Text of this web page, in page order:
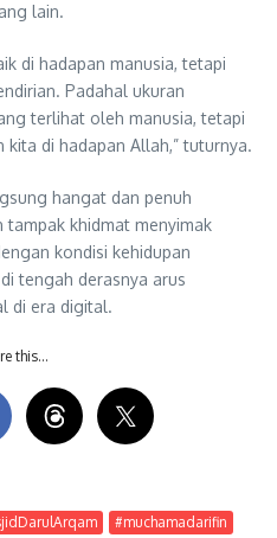
lain.
di hadapan manusia, tetapi
Padahal ukuran
terlihat oleh manusia, tetapi
di hadapan Allah,” tuturnya.
hangat dan penuh
tampak khidmat menyimak
kondisi kehidupan
tengah derasnya arus
di era digital.
this…
#muchamadarifin